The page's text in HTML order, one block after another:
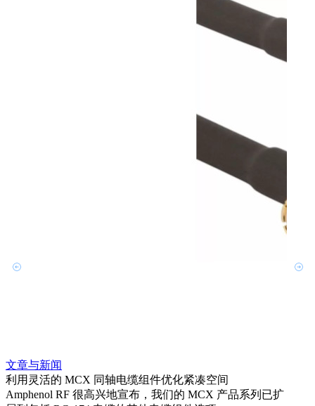
文章与新闻
利用灵活的 MCX 同轴电缆组件优化紧凑空间
Amphenol RF 很高兴地宣布，我们的 MCX 产品系列已扩